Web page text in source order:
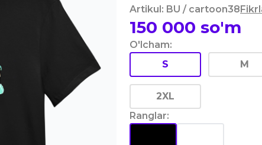
Artikul: BU / cartoon38
150 000 so'm
O'lcham:
S
M
2XL
Ranglar: